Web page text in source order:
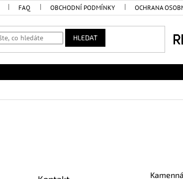
FAQ OBCHODNÍ PODMÍNKY OCHRANA
HLEDAT